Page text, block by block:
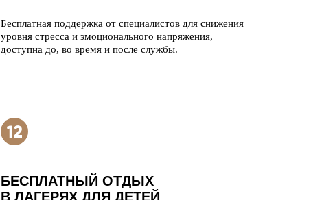
Бесплатная поддержка от специалистов для снижения
уровня стресса и эмоционального напряжения,
доступна до, во время и после службы.
БЕСПЛАТНЫЙ ОТДЫХ
В ЛАГЕРЯХ ДЛЯ ДЕТЕЙ